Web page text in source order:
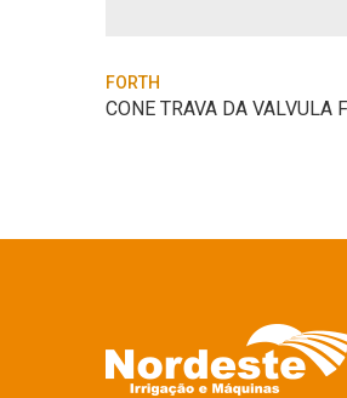
FORTH